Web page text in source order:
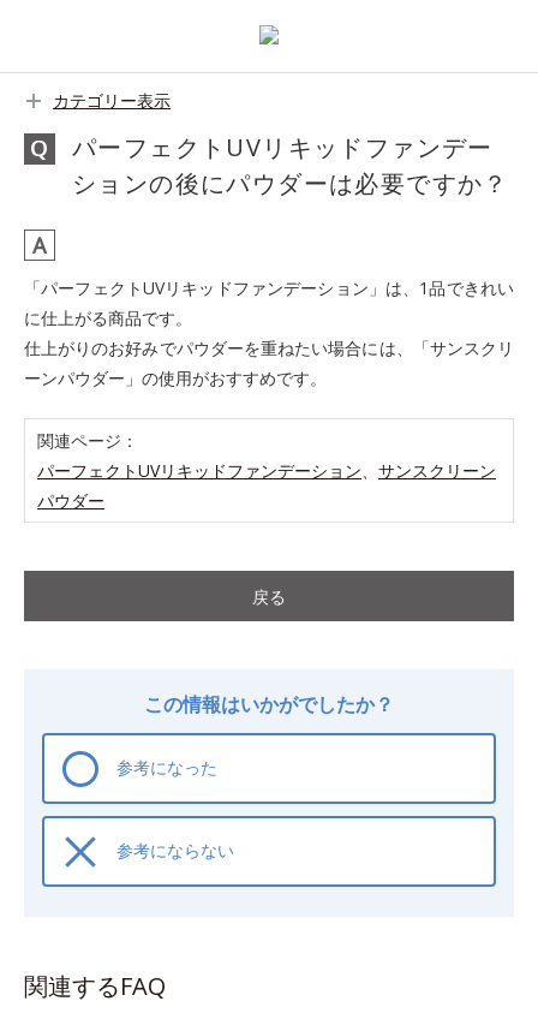
カテゴリー表示
パーフェクトUVリキッドファンデー
ションの後にパウダーは必要ですか？
「パーフェクトUVリキッドファンデーション」は、1品できれい
に仕上がる商品です。
仕上がりのお好みでパウダーを重ねたい場合には、「サンスクリ
ーンパウダー」の使用がおすすめです。
関連ページ：
パーフェクトUVリキッドファンデーション、 サンスクリーン
パウダー
戻る
この情報はいかがでしたか？
参考になった
参考にならない
関連するFAQ